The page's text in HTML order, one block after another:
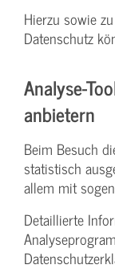
Hierzu sowie
Datenschutz
Analyse-
anbietern
Beim Besuch
statistisch
allem mit
Detaillierte